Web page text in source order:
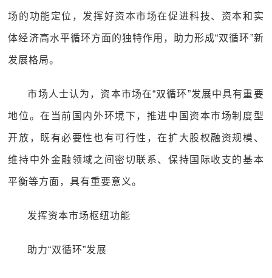
场的功能定位，发挥好资本市场在促进科技、资本和实
体经济高水平循环方面的独特作用，助力形成“双循环”新
发展格局。
市场人士认为，资本市场在“双循环”发展中具有重要
地位。在当前国内外环境下，推进中国资本市场制度型
开放，既有必要性也有可行性，在扩大股权融资规模、
维持中外金融领域之间密切联系、保持国际收支的基本
平衡等方面，具有重要意义。
发挥资本市场枢纽功能
助力“双循环”发展